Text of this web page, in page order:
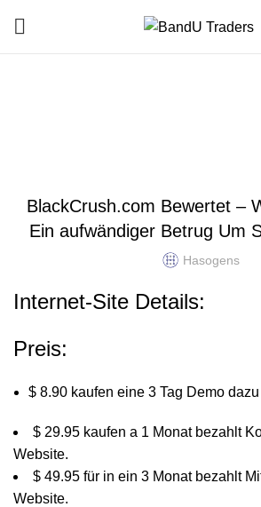
BlackCrush.com Bewertet –
Ein aufwändiger Betrug Um
Hasogens
Internet-Site Details:
Preis:
$ 8.90 kaufen eine 3 Tag Demo
$ 29.95 kaufen a 1 Monat bezahlt
Website.
$ 49.95 für in ein 3 Monat bezahlt
Website.